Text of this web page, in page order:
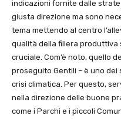
indicazioni fornite dalle
giusta direzione ma sono
tema mettendo al centro
qualità della filiera produttiva
cruciale. Com’è noto, quello
proseguito Gentili – è uno
crisi climatica. Per questo,
nella direzione delle buone
come i Parchi e i piccoli